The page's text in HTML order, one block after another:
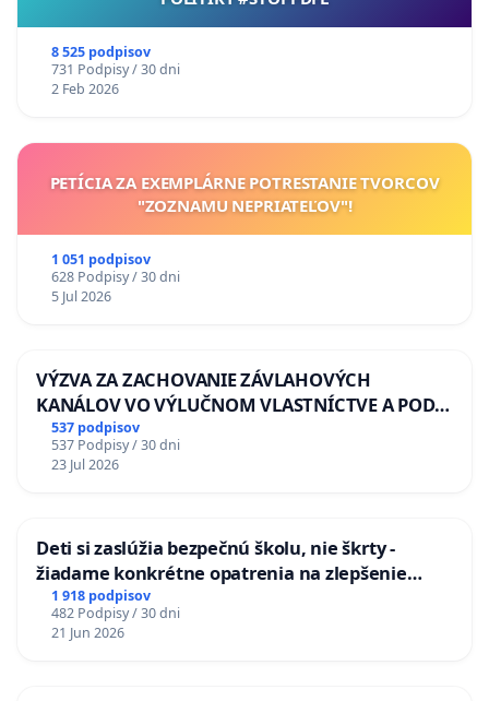
8 525 podpisov
731 Podpisy / 30 dni
2 Feb 2026
PETÍCIA ZA EXEMPLÁRNE POTRESTANIE TVORCOV
"ZOZNAMU NEPRIATEĽOV"!
1 051 podpisov
628 Podpisy / 30 dni
5 Jul 2026
VÝZVA ZA ZACHOVANIE ZÁVLAHOVÝCH
KANÁLOV VO VÝLUČNOM VLASTNÍCTVE A POD
KONTROLOU SLOVENSKEJ REPUBLIKY & žiadosť
na riešenie zanedbaného stavu závlahových a
odvodňovacích kanálov na Slovensku
537 podpisov
537 Podpisy / 30 dni
23 Jul 2026
Deti si zaslúžia bezpečnú školu, nie škrty -
žiadame konkrétne opatrenia na zlepšenie
situácie v školstve
1 918 podpisov
482 Podpisy / 30 dni
21 Jun 2026